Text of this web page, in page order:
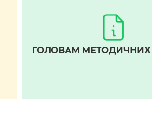
ГОЛОВАМ МЕТОДИЧНИХ